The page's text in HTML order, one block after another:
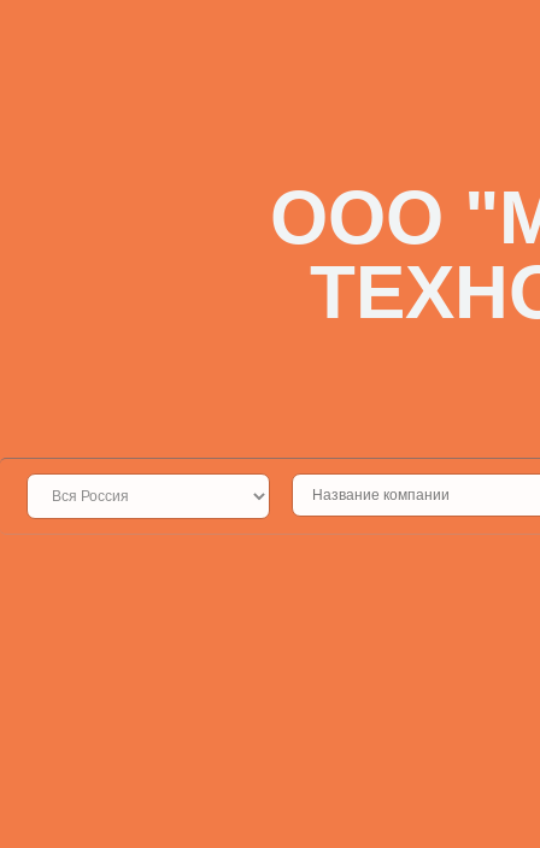
ООО